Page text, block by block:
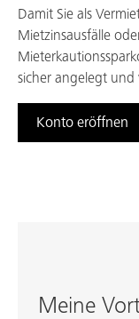
Damit Sie als
Mietzinsausfälle
sicher angelegt und
Konto eröffnen
Meine